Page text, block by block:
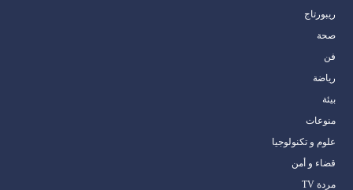
ريبورتاج
صحة
فن
رياضة
بيئة
منوعات
علوم و تكنولوجيا
قضاء و أمن
مردة TV